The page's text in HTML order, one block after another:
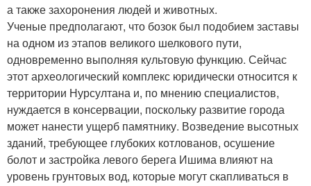
а также захоронения людей и животных.
Ученые предполагают, что бозок был подобием заставы
на одном из этапов великого шелкового пути,
одновременно выполняя культовую функцию. Сейчас
этот археологический комплекс юридически относится к
территории Нурсултана и, по мнению специалистов,
нуждается в консервации, поскольку развитие города
может нанести ущерб памятнику. Возведение высотных
зданий, требующее глубоких котлованов, осушение
болот и застройка левого берега Ишима влияют на
уровень грунтовых вод, которые могут скапливаться в